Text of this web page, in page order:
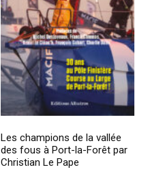
Les champions de la vallée
des fous à Port-la-Forêt par
Christian Le Pape